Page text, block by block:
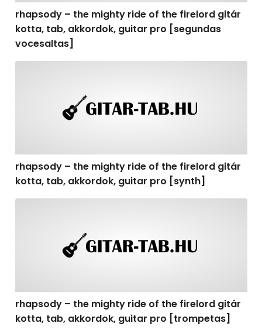
rhapsody – the mighty ride of the firelord gitár
kotta, tab, akkordok, guitar pro [segundas
vocesaltas]
rhapsody – the mighty ride of the firelord gitár
kotta, tab, akkordok, guitar pro [synth]
rhapsody – the mighty ride of the firelord gitár
kotta, tab, akkordok, guitar pro [trompetas]